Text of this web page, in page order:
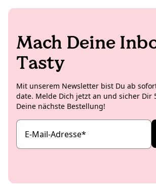
Mach Deine
Tasty
Mit unserem Newsletter bist Du ab
date. Melde Dich jetzt an und sicher Dir
Deine nächste Bestellung!
E-Mail-Adresse*